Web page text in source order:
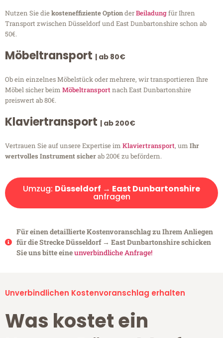
Nutzen Sie diekosteneffiziente OptionderBeiladungfür Ihren
Transport zwischen Düsseldorf und East Dunbartonshire schon ab
50€.
Möbeltransport | ab 80€
Ob ein einzelnes Möbelstück oder mehrere, wir transportieren Ihre
Möbel sicher beim Möbeltransportnach East Dunbartonshire
preiswert ab 80€.
Klaviertransport | ab 200€
Vertrauen Sie auf unsere Expertise im Klaviertransport, um Ihr
wertvolles Instrument sicherab 200€ zu befördern.
Umzug: Düsseldorf → East Dunbartonshire
anfragen
Für einen detaillierte Kostenvoranschlag zu Ihrem Anliegen
für die Strecke Düsseldorf → East Dunbartonshire schicken
Sie uns bitte eineunverbindliche Anfrage!
Unverbindlichen Kostenvoranschlag erhalten
Was kostet ein